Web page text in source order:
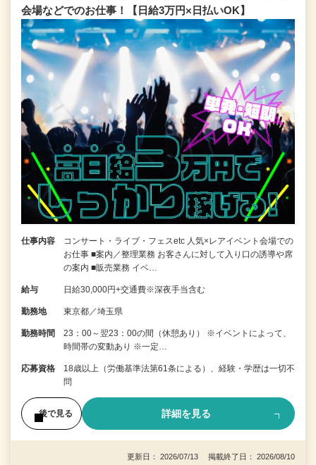
会場などでのお仕事！【日給3万円×日払いOK】
仕事内容
コンサート・ライブ・フェスetc 人気×レアイベント会場での
お仕事 ■案内／整理業務 お客さんに対して入り口の誘導や席
の案内 ■販売業務 イベ…
給与 日給30,000円+交通費※深夜手当含む
勤務地 東京都／埼玉県
勤務時間
23：00～翌23：00の間（休憩あり） ※イベントによって、
時間帯の変動あり ※一定…
応募資格
18歳以上（労働基準法第61条による）、経験・学歴は一切不
問
後で見る 詳細を見る
更新日： 2026/07/13 掲載終了日： 2026/08/10